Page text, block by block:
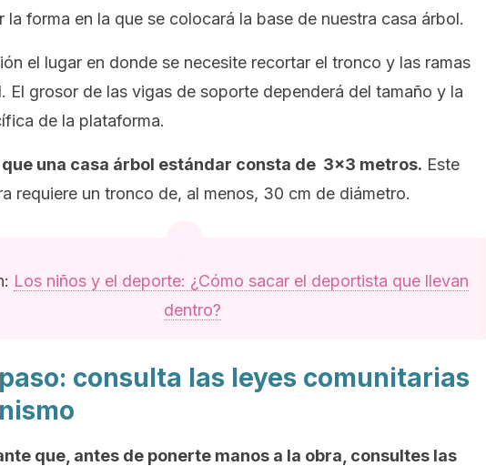
la forma en la que se colocará la base de nuestra casa árbol.
el lugar en donde se necesite recortar el tronco y las ramas
El grosor de las vigas de soporte dependerá del tamaño y la
de la plataforma.
una casa árbol estándar consta de 3×3 metros. Este
requiere un tronco de, al menos, 30 cm de diámetro.
Los niños y el deporte: ¿Cómo sacar el deportista que llevan
dentro?
consulta las leyes comunitarias
que, antes de ponerte manos a la obra, consultes las